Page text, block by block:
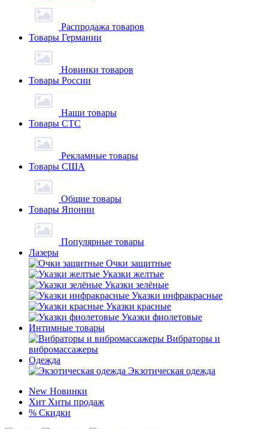
Распродажа товаров
Товары Германии
Новинки товаров
Товары России
Наши товары
Товары СТС
Рекламные товары
Товары США
Общие товары
Товары Японии
Популярные товары
Лазеры
Очки защитные
Указки желтые
Указки зелёные
Указки инфракрасные
Указки красные
Указки фиолетовые
Интимные товары
Вибраторы и
вибромассажеры
Одежда
Экзотическая одежда
New Новинки
Хит Хиты продаж
% Скидки